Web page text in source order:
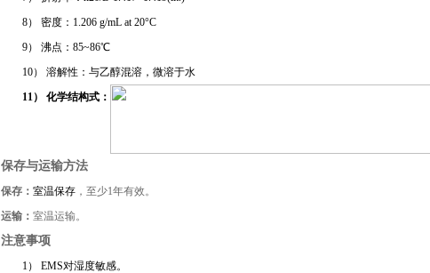
8） 密度： 1.206 g/mL at 20°C
9） 沸点：85~86℃
10） 溶解性： 与乙醇混溶，微溶于水
11） 化学结构式：
保存与运输方法
保存： 室温保存 ，至少1年有效。
运输： 室温运输。
注意事项
1） EMS对湿度敏感。